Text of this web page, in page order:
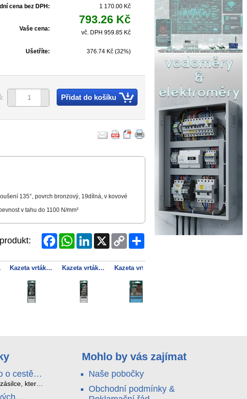
cena bez DPH: 1 170.00 Kč
Vaše cena:
793.26 Kč
vč. DPH 959.85 Kč
Ušetříte: 376.74 Kč (32%)
Přidat do košíku
135°, povrch bronzový, 19dílná, v kovové
v tahu do 1100 N/mm²
FacebookWhatsAppLinkedIn
X
Copy
Link
Share
Kazeta vrtáků do kamene, 5dílná Kazeta vrtáků do betonu pro, 5dílná
o cestě
ze
která
Mohlo by vás zajímat
Naše pobočky
Obchodní podmínky &